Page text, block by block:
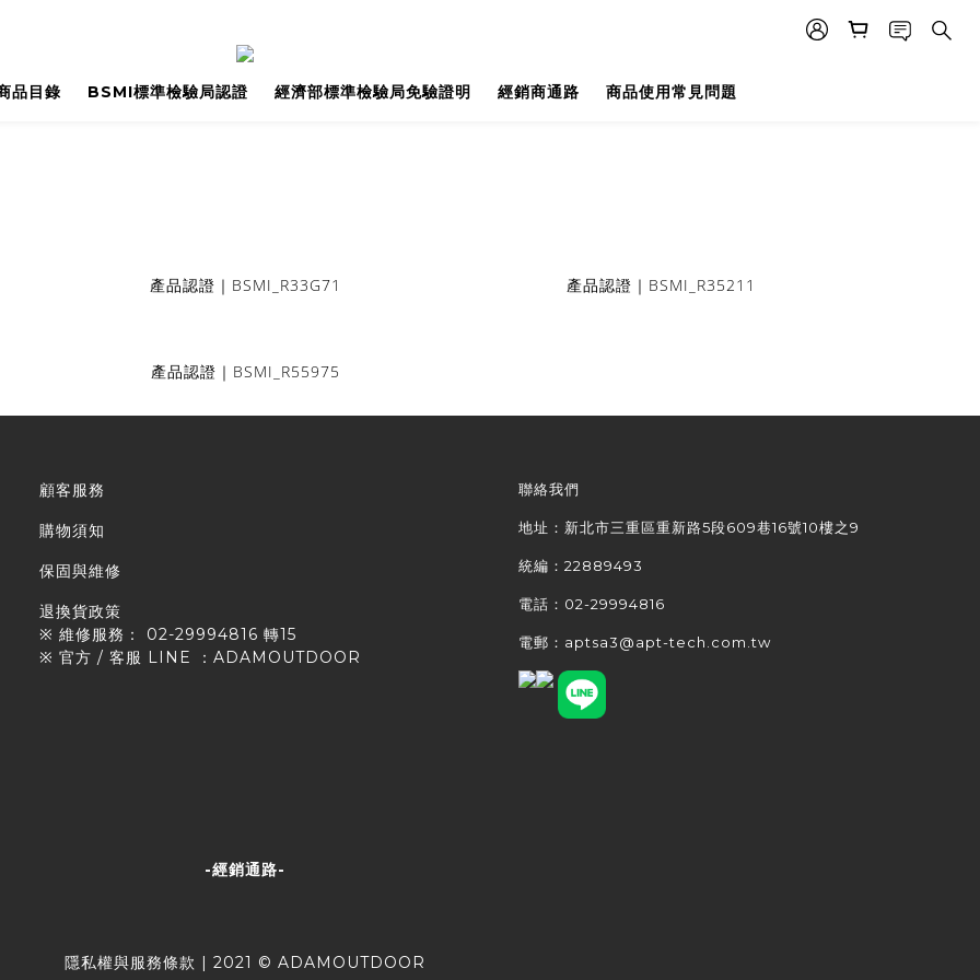
品目錄 BSMI標準檢驗局認證 經濟部標準檢驗局免驗證明 經銷商通路 商品使用常見問題
產品認證｜ BSMI_R33G71 產品認證｜ BSMI_R35211
產品認證｜ BSMI_ R55975
顧客服務
購物須知
保固與維修
退換貨政策
※ 維修服務： 02-29994816 轉15
※ 官方 / 客服 LINE ：ADAMOUTDOOR
聯絡我們
地址：新北市三重區重新路5段609巷16號10樓之9
統編：22889493
電話：02-29994816
電郵：aptsa3@apt-tech.com.tw
-經銷通路-
隱私權與服務條款 | 2021 © ADAMOUTDOOR